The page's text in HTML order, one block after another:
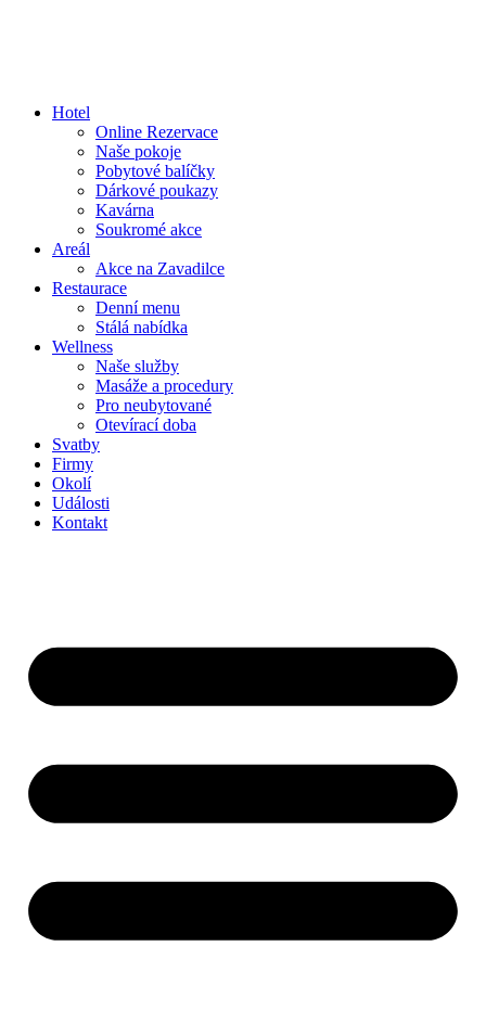
Hotel
Online Rezervace
Naše pokoje
Pobytové balíčky
Dárkové poukazy
Kavárna
Soukromé akce
Areál
Akce na Zavadilce
Restaurace
Denní menu
Stálá nabídka
Wellness
Naše služby
Masáže a procedury
Pro neubytované
Otevírací doba
Svatby
Firmy
Okolí
Události
Kontakt